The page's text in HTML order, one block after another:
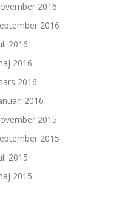
2016
2016
2016
2016
2016
2016
2015
2015
2015
2015